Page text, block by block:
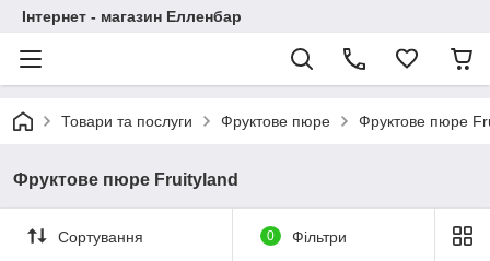
Інтернет - магазин Елленбар
Товари та послуги Фруктове пюре Фруктове пюре
Фруктове пюре Fruityland
Сортування 0 Фільтри